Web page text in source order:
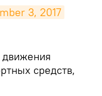
3, 2017
движения
средств,